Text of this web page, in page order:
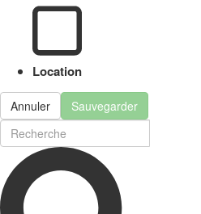
Location
Annuler Sauvegarder